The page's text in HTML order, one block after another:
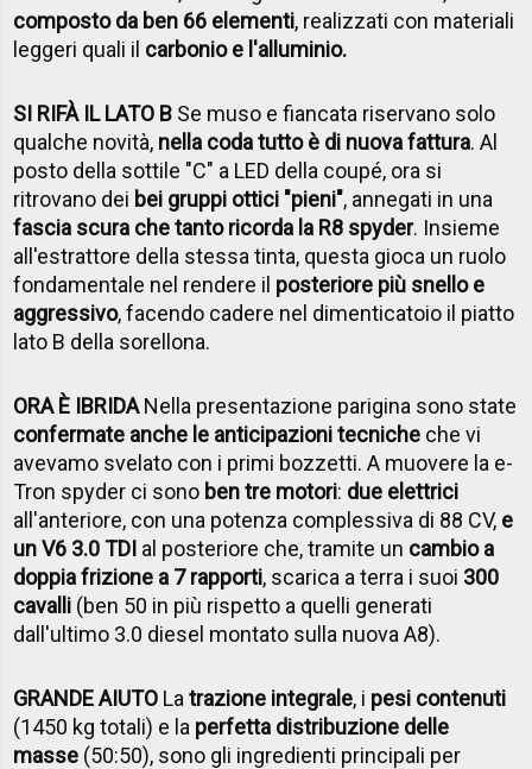
composto da ben 66 elementi, realizzati con materiali
leggeri quali il carbonio e l'alluminio.
SI RIFÀ IL LATO B Se muso e fiancata riservano solo
qualche novità, nella coda tutto è di nuova fattura. Al
posto della sottile "C" a LED della coupé, ora si
ritrovano dei bei gruppi ottici "pieni", annegati in una
fascia scura che tanto ricorda la R8 spyder. Insieme
all'estrattore della stessa tinta, questa gioca un ruolo
fondamentale nel rendere il posteriore più snello e
aggressivo, facendo cadere nel dimenticatoio il piatto
lato B della sorellona.
ORA È IBRIDANella presentazione parigina sono state
confermate anche le anticipazioni tecniche che vi
avevamo svelato con i primi bozzetti. A muovere la e-
Tron spyder ci sono ben tre motori: due elettrici
all'anteriore, con una potenza complessiva di 88 CV, e
un V6 3.0 TDI al posteriore che, tramite un cambio a
doppia frizione a 7 rapporti, scarica a terra i suoi 300
cavalli (ben 50 in più rispetto a quelli generati
dall'ultimo 3.0 diesel montato sulla nuova A8).
GRANDE AIUTO Latrazione integrale, i pesi contenuti
(1450 kg totali) e la perfetta distribuzione delle
masse (50:50), sono gli ingredienti principali per